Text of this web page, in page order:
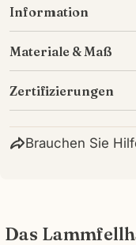
Information
Materiale & Maß
Zertifizierungen
Brauchen Sie
Das